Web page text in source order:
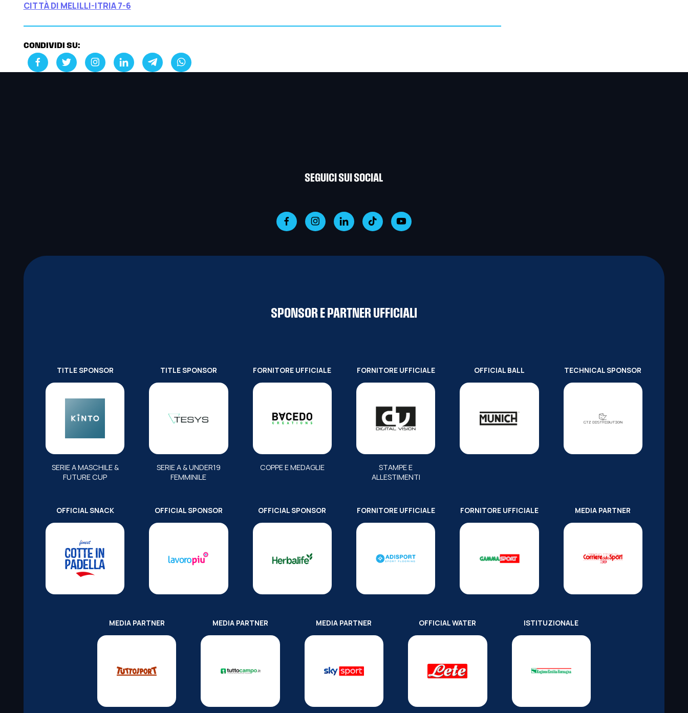
CITTÀ DI MELILLI-ITRIA 7-6
CONDIVIDI SU:
SEGUICI SUI SOCIAL
SPONSOR E PARTNER UFFICIALI
TITLE SPONSOR
SERIE A MASCHILE &
FUTURE CUP
TITLE SPONSOR
SERIE A & UNDER19
FEMMINILE
FORNITORE UFFICIALE
COPPE E MEDAGLIE
FORNITORE UFFICIALE
STAMPE E
ALLESTIMENTI
OFFICIAL BALL TECHNICAL SPONSOR
OFFICIAL SNACK OFFICIAL SPONSOR OFFICIAL SPONSOR FORNITORE UFFICIALE FORNITORE UFFICIALE MEDIA PARTNER
MEDIA PARTNER MEDIA PARTNER MEDIA PARTNER OFFICIAL WATER ISTITUZIONALE